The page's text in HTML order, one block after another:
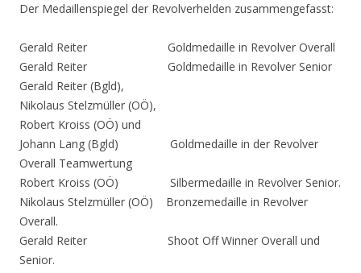
Der Medaillenspiegel der Revolverhelden zusammengefasst:
Gerald Reiter Goldmedaille in Revolver Overall
Gerald Reiter Goldmedaille in Revolver Senior
Gerald Reiter (Bgld),
Nikolaus Stelzmüller (OÖ),
Robert Kroiss (OÖ) und
Johann Lang (Bgld) Goldmedaille in der Revolver
Overall Teamwertung
Robert Kroiss (OÖ) Silbermedaille in Revolver Senior.
Nikolaus Stelzmüller (OÖ) Bronzemedaille in Revolver
Overall.
Gerald Reiter Shoot Off Winner Overall und
Senior.